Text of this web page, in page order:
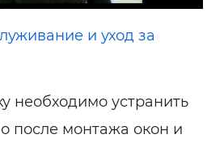
и уход за
необходимо устранить
после монтажа окон и